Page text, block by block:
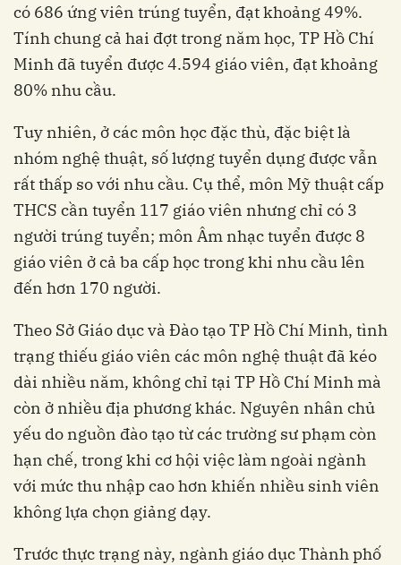
có 686 ứng viên trúng tuyển, đạt khoảng 49%.
Tính chung cả hai đợt trong năm học, TP Hồ Chí
Minh đã tuyển được 4.594 giáo viên, đạt khoảng
80% nhu cầu.
Tuy nhiên, ở các môn học đặc thù, đặc biệt là
nhóm nghệ thuật, số lượng tuyển dụng được vẫn
rất thấp so với nhu cầu. Cụ thể, môn Mỹ thuật cấp
THCS cần tuyển 117 giáo viên nhưng chỉ có 3
người trúng tuyển; môn Âm nhạc tuyển được 8
giáo viên ở cả ba cấp học trong khi nhu cầu lên
đến hơn 170 người.
Theo Sở Giáo dục và Đào tạo TP Hồ Chí Minh, tình
trạng thiếu giáo viên các môn nghệ thuật đã kéo
dài nhiều năm, không chỉ tại TP Hồ Chí Minh mà
còn ở nhiều địa phương khác. Nguyên nhân chủ
yếu do nguồn đào tạo từ các trường sư phạm còn
hạn chế, trong khi cơ hội việc làm ngoài ngành
với mức thu nhập cao hơn khiến nhiều sinh viên
không lựa chọn giảng dạy.
Trước thực trạng này, ngành giáo dục Thành phố